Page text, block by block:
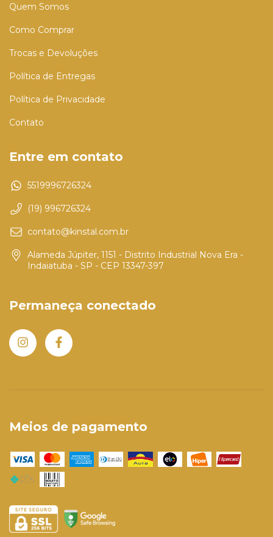
Quem Somos
Como Comprar
Trocas e Devoluções
Política de Entregas
Política de Privacidade
Contato
Entre em contato
5519996726324
(19) 996726324
contato@kinstal.com.br
Alameda Júpiter, 1151 - Distrito Industrial Nova Era -
Indaiatuba - SP - CEP 13347-397
Permaneça conectado
Meios de pagamento